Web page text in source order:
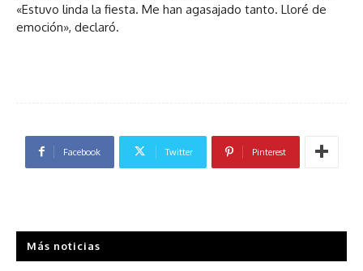
«Estuvo linda la fiesta. Me han agasajado tanto. Lloré de
emoción», declaró.
Facebook Twitter Pinterest
Más noticias